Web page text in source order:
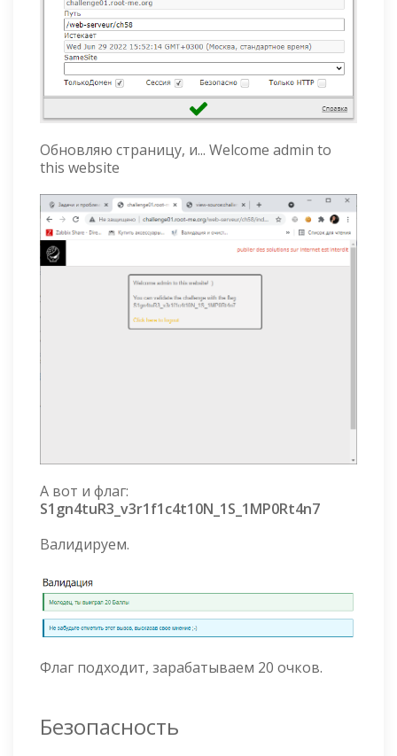
Обновляю страницу, и... Welcome admin to
this website
А вот и флаг:
S1gn4tuR3_v3r1f1c4t10N_1S_1MP0Rt4n7
Валидируем.
Флаг подходит, зарабатываем 20 очков.
Безопасность